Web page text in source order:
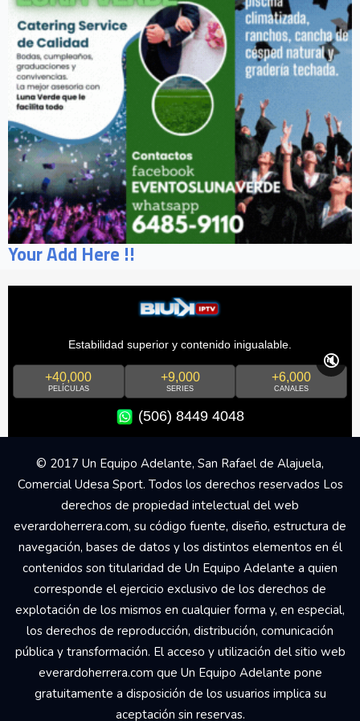
Your Add Here !!
Estabilidad superior y contenido inigualable.
+40,000
PELÍCULAS
+9,000
SERIES
+6,000
CANALES
(506) 8449 4048
🔇
© 2017 Un Equipo Adelante, San Rafael de Alajuela,
Comercial Udesa Sport. Todos los derechos reservados Los
derechos de propiedad intelectual del web
everardoherrera.com, su código fuente, diseño, estructura de
navegación, bases de datos y los distintos elementos en él
contenidos son titularidad de Un Equipo Adelante a quien
corresponde el ejercicio exclusivo de los derechos de
explotación de los mismos en cualquier forma y, en especial,
los derechos de reproducción, distribución, comunicación
pública y transformación. El acceso y utilización del sitio web
everardoherrera.com que Un Equipo Adelante pone
gratuitamente a disposición de los usuarios implica su
aceptación sin reservas.